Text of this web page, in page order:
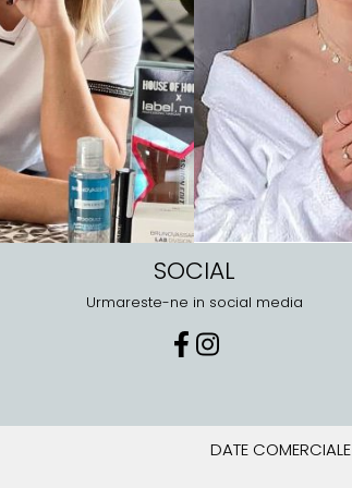
SOCIAL
Urmareste-ne in social media
DATE COMERCIALE